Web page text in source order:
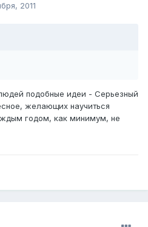
2011
подобные идеи - Серьезный
желающих научиться
годом, как минимум, не